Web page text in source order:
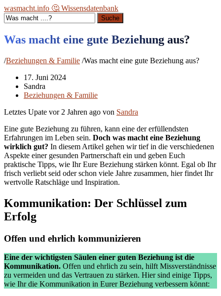
wasmacht.info 🤔 Wissensdatenbank
Suche
Was macht eine gute Beziehung aus?
/Beziehungen & Familie /Was macht eine gute Beziehung aus?
17. Juni 2024
Sandra
Beziehungen & Familie
Letztes Upate vor 2 Jahren ago von Sandra
Eine gute Beziehung zu führen, kann eine der erfüllendsten
Erfahrungen im Leben sein. Doch was macht eine Beziehung
wirklich gut? In diesem Artikel gehen wir tief in die verschiedenen
Aspekte einer gesunden Partnerschaft ein und geben Euch
praktische Tipps, wie Ihr Eure Beziehung stärken könnt. Egal ob Ihr
frisch verliebt seid oder schon viele Jahre zusammen, hier findet Ihr
wertvolle Ratschläge und Inspiration.
Kommunikation: Der Schlüssel zum
Erfolg
Offen und ehrlich kommunizieren
Eine der wichtigsten Säulen einer guten Beziehung ist die
Kommunikation. Offen und ehrlich zu sein, hilft Missverständnisse
zu vermeiden und das Vertrauen zu stärken. Hier sind einige Tipps,
wie Ihr die Kommunikation in Eurer Beziehung verbessern könnt: